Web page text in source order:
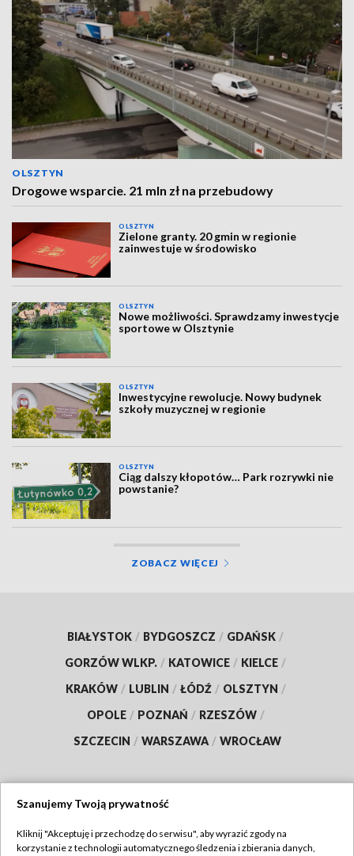
OLSZTYN
Drogowe wsparcie. 21 mln zł na przebudowy
OLSZTYN
Zielone granty. 20 gmin w regionie
zainwestuje w środowisko
OLSZTYN
Nowe możliwości. Sprawdzamy inwestycje
sportowe w Olsztynie
OLSZTYN
Inwestycyjne rewolucje. Nowy budynek
szkoły muzycznej w regionie
OLSZTYN
Ciąg dalszy kłopotów… Park rozrywki nie
powstanie?
ZOBACZ WIĘCEJ
BIAŁYSTOK / BYDGOSZCZ / GDAŃSK /
GORZÓW WLKP. / KATOWICE / KIELCE /
KRAKÓW / LUBLIN / ŁÓDŹ / OLSZTYN /
OPOLE / POZNAŃ / RZESZÓW /
SZCZECIN / WARSZAWA / WROCŁAW
TVP
Szanujemy Twoją prywatność
Kliknij "Akceptuję i przechodzę do serwisu", aby wyrazić zgody na
korzystanie z technologii automatycznego śledzenia i zbierania danych,